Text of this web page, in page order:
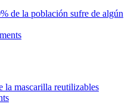
de la población sufre de algún
la mascarilla reutilizables